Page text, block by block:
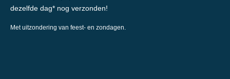
dezelfde dag* nog verzonden!
Met uitzondering van feest- en zondagen.